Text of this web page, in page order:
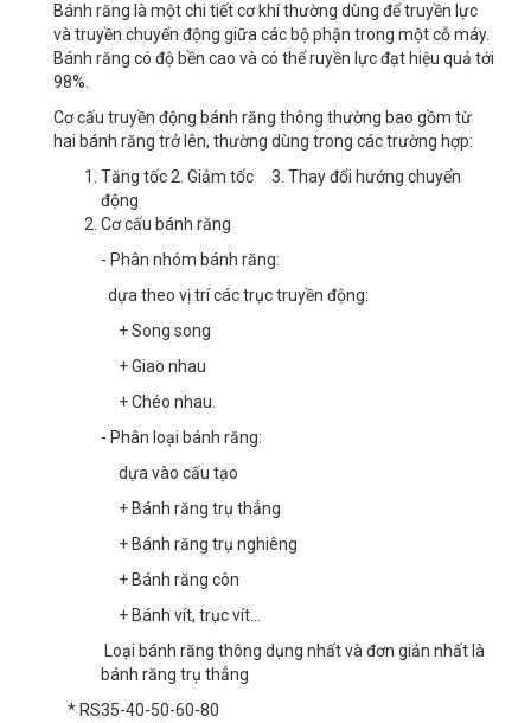
Bánh răng là một chi tiết cơ khí thường dùng để truyền lực
và truyền chuyển động giữa các bộ phận trong một cỗ máy.
Bánh răng có độ bền cao và có thể ruyền lực đạt hiệu quả tới
98%.
Cơ cấu truyền động bánh răng thông thường bao gồm từ
hai bánh răng trở lên, thường dùng trong các trường hợp:
Tăng tốc 2. Giảm tốc 3. Thay đổi hướng chuyển
động
Cơ cấu bánh răng
- Phân nhóm bánh răng:
dựa theo vị trí các trục truyền động:
+ Song song
+ Giao nhau
+ Chéo nhau.
- Phân loại bánh răng:
dựa vào cấu tạo
+ Bánh răng trụ thẳng
+ Bánh răng trụ nghiêng
+ Bánh răng côn
+ Bánh vít, trục vít...
Loại bánh răng thông dụng nhất và đơn giản nhất là
bánh răng trụ thẳng
* RS35-40-50-60-80